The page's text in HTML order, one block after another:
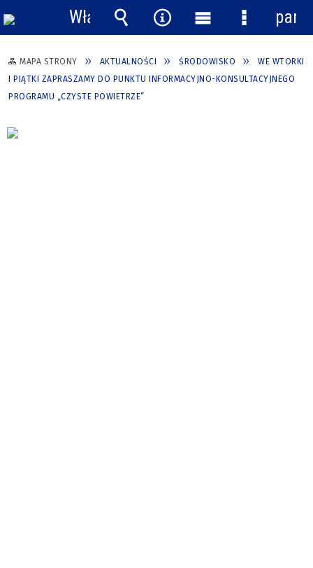
MAPA STRONY AKTUALNOŚCI ŚRODOWISKO
WE WTORKI
I PIĄTKI ZAPRASZAMY DO PUNKTU INFORMACYJNO-KONSULTACYJNEGO
PROGRAMU „CZYSTE POWIETRZE”
Włącz
powiadomienia
Wyszukiwarka
Narzędzia
Menu
główne
Menu
panel